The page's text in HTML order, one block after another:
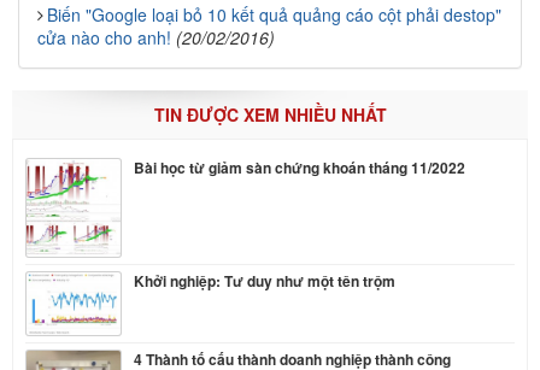
Biến "Google loại bỏ 10 kết quả quảng cáo cột phải destop"
cửa nào cho anh! (20/02/2016)
TIN ĐƯỢC XEM NHIỀU NHẤT
Bài học từ giảm sàn chứng khoán tháng 11/2022
Khởi nghiệp: Tư duy như một tên trộm
4 Thành tố cấu thành doanh nghiệp thành công